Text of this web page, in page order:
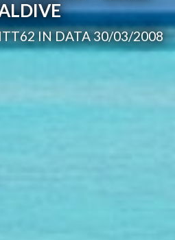
IN DATA 30/03/2008